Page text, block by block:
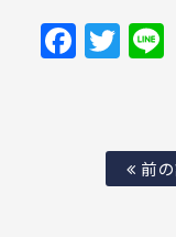
前